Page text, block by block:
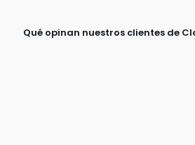
Qué opinan nuestros clientes de